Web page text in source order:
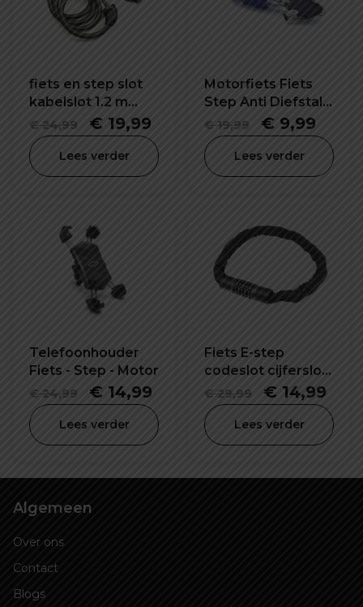
fiets en step slot
kabelslot 1.2 m
lang
€24,99
Oorspronkelijke
prijs
was:
€ 19,99 Huidige
prijs
is:
Lees verder
Motorfiets Fiets
Step Anti Diefstal
Schijfrem Slot
€19,99
prijs
was:
€ 9,99
prijs
is:
Lees verder
Telefoonhouder
Fiets - Step - Motor
€24,99
Oorspronkelijke
prijs
was:
€ 14,99 Huidige
prijs
is:
Lees verder
Fiets E-step
codeslot cijferslot
57X120 mm
€29,99
prijs
was:
€ 14,99
prijs
is:
Lees verder
Algemeen
Over ons
Contact
Blogs